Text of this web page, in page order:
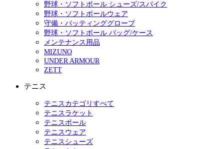
野球・ソフトボール シューズ/スパイク
野球・ソフトボールウェア
守備・バッティンググローブ
野球・ソフトボール バッグ/ケース
メンテナンス用品
MIZUNO
UNDER ARMOUR
ZETT
テニス
テニスカテゴリすべて
テニスラケット
テニスボール
テニスウェア
テニスシューズ